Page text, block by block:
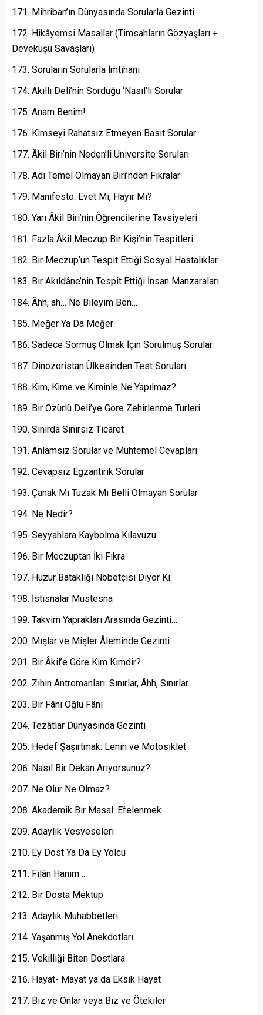
Mihriban’ın Dünyasında Sorularla Gezinti
Hikâyemsi Masallar (Timsahların Gözyaşları +
Devekuşu Savaşları)
Soruların Sorularla İmtihanı
Akıllı Deli’nin Sorduğu ‘Nasıl’lı Sorular
Anam Benim!
Kimseyi Rahatsız Etmeyen Basit Sorular
Âkil Biri’nin Neden’li Üniversite Soruları
Adı Temel Olmayan Biri’nden Fıkralar
Manifesto: Evet Mi, Hayır Mı?
Yarı Âkil Biri’nin Öğrencilerine Tavsiyeleri
Fazla Âkil Meczup Bir Kişi’nin Tespitleri
Bir Meczup’un Tespit Ettiği Sosyal Hastalıklar
Bir Akıldâne’nin Tespit Ettiği İnsan Manzaraları
Âhh, ah… Ne Bileyim Ben…
Meğer Ya Da Meğer
Sadece Sormuş Olmak İçin Sorulmuş Sorular
Dinozoristan Ülkesinden Test Soruları
Kim, Kime ve Kiminle Ne Yapılmaz?
Bir Özürlü Deli’ye Göre Zehirlenme Türleri
Sınırda Sınırsız Ticaret
Anlamsız Sorular ve Muhtemel Cevapları
Cevapsız Egzantirik Sorular
Çanak Mı Tuzak Mı Belli Olmayan Sorular
Ne Nedir?
Seyyahlara Kaybolma Kılavuzu
Bir Meczuptan İki Fıkra
Huzur Bataklığı Nöbetçisi Diyor Ki:
İstisnalar Müstesna
Takvim Yaprakları Arasında Gezinti…
Mışlar ve Mişler Âleminde Gezinti
Bir Âkil’e Göre Kim Kimdir?
Zihin Antremanları: Sınırlar, Âhh, Sınırlar…
Bir Fâni Oğlu Fâni
Tezâtlar Dünyasında Gezinti
Hedef Şaşırtmak: Lenin ve Motosiklet
Nasıl Bir Dekan Arıyorsunuz?
Ne Olur Ne Olmaz?
Akademik Bir Masal: Efelenmek
Adaylık Vesveseleri
Ey Dost Ya Da Ey Yolcu
Filân Hanım…
Bir Dosta Mektup
Adaylık Muhabbetleri
Yaşanmış Yol Anekdotları
Vekilliği Biten Dostlara
Hayat- Mayat ya da Eksik Hayat
Biz ve Onlar veya Biz ve Ötekiler